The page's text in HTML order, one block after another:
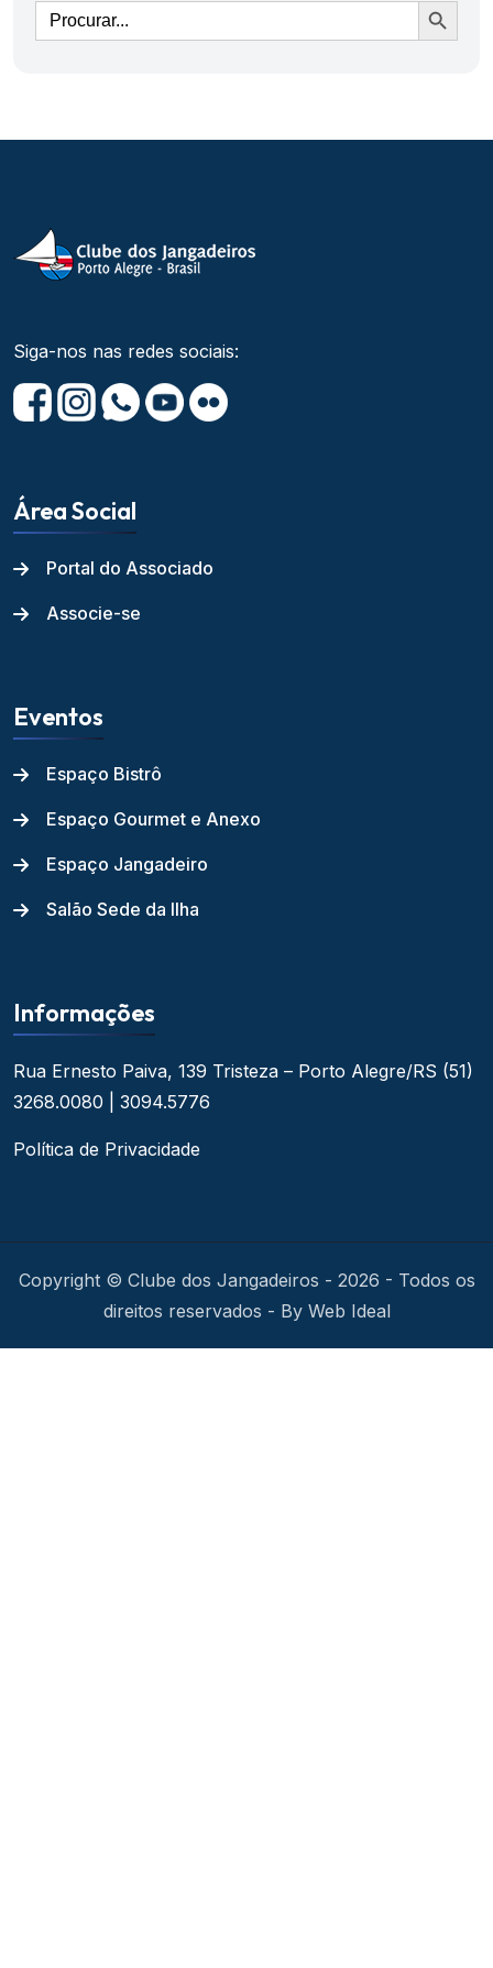
Siga-nos nas redes sociais:
Área Social
Portal do Associado
Associe-se
Eventos
Espaço Bistrô
Espaço Gourmet e Anexo
Espaço Jangadeiro
Salão Sede da Ilha
Informações
Rua Ernesto Paiva, 139 Tristeza – Porto Alegre/RS (51)
3268.0080 | 3094.5776
Política de Privacidade
Copyright © Clube dos Jangadeiros - 2026 - Todos os
direitos reservados - By Web Ideal